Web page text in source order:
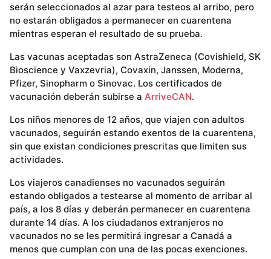
serán seleccionados al azar para testeos al arribo, pero
no estarán obligados a permanecer en cuarentena
mientras esperan el resultado de su prueba.
Las vacunas aceptadas son AstraZeneca (Covishield, SK
Bioscience y Vaxzevria), Covaxin, Janssen, Moderna,
Pfizer, Sinopharm o Sinovac. Los certificados de
vacunación deberán subirse a ArriveCAN.
Los niños menores de 12 años, que viajen con adultos
vacunados, seguirán estando exentos de la cuarentena,
sin que existan condiciones prescritas que limiten sus
actividades.
Los viajeros canadienses no vacunados seguirán
estando obligados a testearse al momento de arribar al
país, a los 8 días y deberán permanecer en cuarentena
durante 14 días. A los ciudadanos extranjeros no
vacunados no se les permitirá ingresar a Canadá a
menos que cumplan con una de las pocas exenciones.